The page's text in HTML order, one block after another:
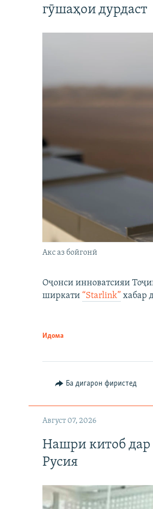
гӯшаҳои дурдаст
Акс аз бойгонӣ
Оҷонси инноватсияи
ширкати “Starlink” хабар
Идома
Ба дигарон фиристед
Август 07, 2026
Нашри китоб дар
Русия